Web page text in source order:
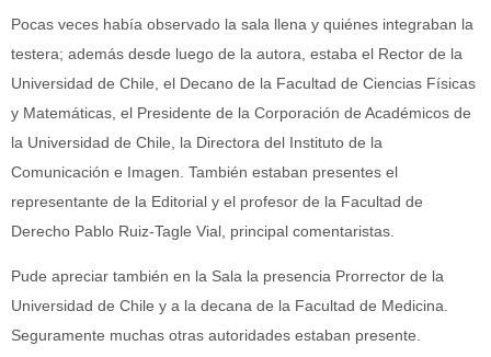
Pocas veces había observado la sala llena y quiénes integraban la
testera; además desde luego de la autora, estaba el Rector de la
Universidad de Chile, el Decano de la Facultad de Ciencias Físicas
y Matemáticas, el Presidente de la Corporación de Académicos de
la Universidad de Chile, la Directora del Instituto de la
Comunicación e Imagen. También estaban presentes el
representante de la Editorial y el profesor de la Facultad de
Derecho Pablo Ruiz-Tagle Vial, principal comentaristas.
Pude apreciar también en la Sala la presencia Prorrector de la
Universidad de Chile y a la decana de la Facultad de Medicina.
Seguramente muchas otras autoridades estaban presente.